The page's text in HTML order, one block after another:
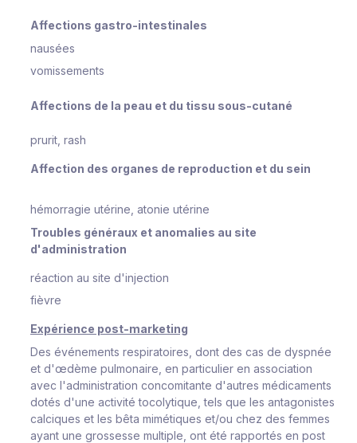
Affections gastro-intestinales
nausées
vomissements
Affections de la peau et du tissu sous-cutané
prurit, rash
Affection des organes de reproduction et du sein
hémorragie utérine, atonie utérine
Troubles généraux et anomalies au site
d'administration
réaction au site d'injection
fièvre
Expérience post-marketing
Des événements respiratoires, dont des cas de dyspnée
et d'œdème pulmonaire, en particulier en association
avec l'administration concomitante d'autres médicaments
dotés d'une activité tocolytique, tels que les antagonistes
calciques et les bêta mimétiques et/ou chez des femmes
ayant une grossesse multiple, ont été rapportés en post